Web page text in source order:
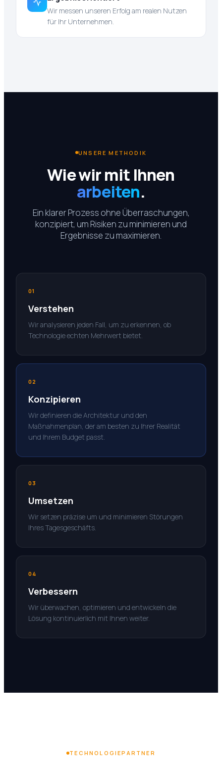
Wir messen unseren Erfolg am realen Nutzen
für Ihr Unternehmen.
UNSERE METHODIK
Wie wir mit Ihnen
arbeiten.
Ein klarer Prozess ohne Überraschungen,
konzipiert, um Risiken zu minimieren und
Ergebnisse zu maximieren.
01
Verstehen
Wir analysieren jeden Fall, um zu erkennen, ob
Technologie echten Mehrwert bietet.
02
Konzipieren
Wir definieren die Architektur und den
Maßnahmenplan, der am besten zu Ihrer Realität
und Ihrem Budget passt.
03
Umsetzen
Wir setzen präzise um und minimieren Störungen
Ihres Tagesgeschäfts.
04
Verbessern
Wir überwachen, optimieren und entwickeln die
Lösung kontinuierlich mit Ihnen weiter.
TECHNOLOGIEPARTNER